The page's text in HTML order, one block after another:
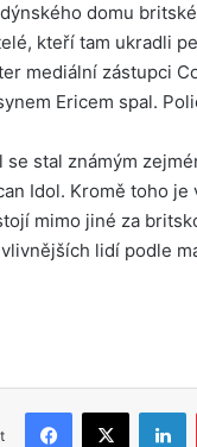
domu
kteří tam ukradli
mediální zástupci
Ericem spal.
se stal známým
Idol. Kromě toho
mimo jiné za
lidí podle